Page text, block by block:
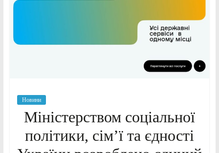
Новини
Міністерством соціальної
політики, сім’ї та єдності